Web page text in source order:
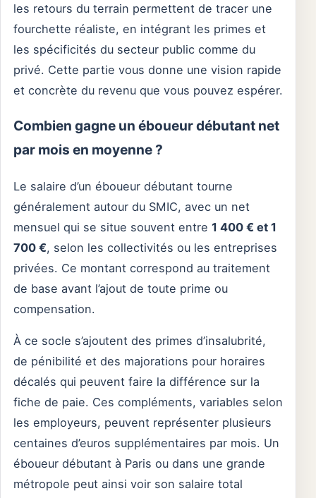
les retours du terrain permettent de tracer une
fourchette réaliste, en intégrant les primes et
les spécificités du secteur public comme du
privé. Cette partie vous donne une vision rapide
et concrète du revenu que vous pouvez espérer.
Combien gagne un éboueur débutant net
par mois en moyenne ?
Le salaire d’un éboueur débutant tourne
généralement autour du SMIC, avec un net
mensuel qui se situe souvent entre 1 400 € et 1
700 €, selon les collectivités ou les entreprises
privées. Ce montant correspond au traitement
de base avant l’ajout de toute prime ou
compensation.
À ce socle s’ajoutent des primes d’insalubrité,
de pénibilité et des majorations pour horaires
décalés qui peuvent faire la différence sur la
fiche de paie. Ces compléments, variables selon
les employeurs, peuvent représenter plusieurs
centaines d’euros supplémentaires par mois. Un
éboueur débutant à Paris ou dans une grande
métropole peut ainsi voir son salaire total